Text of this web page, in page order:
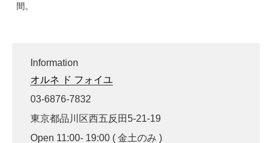
間。
Information
オルネ ド フォイユ
03-6876-7832
東京都品川区西五反田5-21-19
Open 11:00- 19:00 ( 金土のみ )